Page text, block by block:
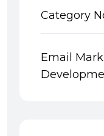
Category
Email